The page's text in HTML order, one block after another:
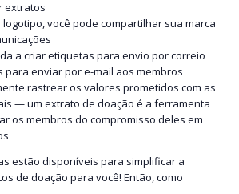
extratos
você pode compartilhar sua marca
a criar etiquetas para envio por correio
para enviar por e-mail aos membros
rastrear os valores prometidos com as
— um extrato de doação é a ferramenta
os membros do compromisso deles em
estão disponíveis para simplificar a
de doação para você! Então, como